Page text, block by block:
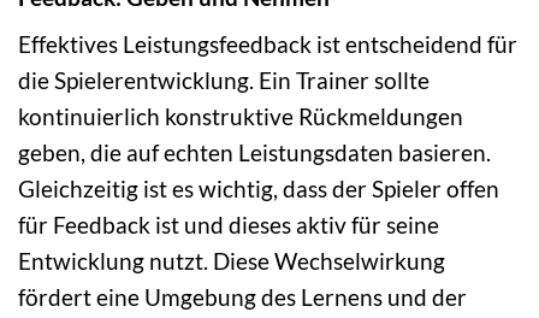
Effektives Leistungsfeedback ist entscheidend für
die Spielerentwicklung. Ein Trainer sollte
kontinuierlich konstruktive Rückmeldungen
geben, die auf echten Leistungsdaten basieren.
Gleichzeitig ist es wichtig, dass der Spieler offen
für Feedback ist und dieses aktiv für seine
Entwicklung nutzt. Diese Wechselwirkung
fördert eine Umgebung des Lernens und der